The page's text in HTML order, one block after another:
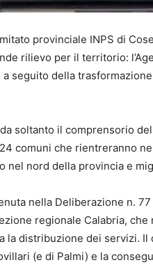
provinciale INPS di
rilievo per il territorio:
a seguito della
soltanto il comprensorio
comuni che rientreranno
nel nord della provincia e
nella Deliberazione n.
regionale Calabria, che
la distribuzione dei servizi.
(e di Palmi) e la